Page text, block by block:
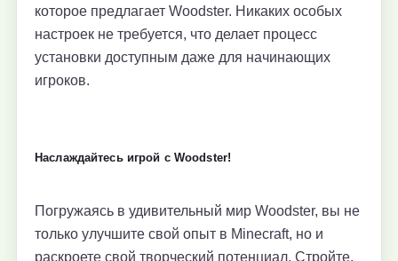
которое предлагает Woodster. Никаких особых
настроек не требуется, что делает процесс
установки доступным даже для начинающих
игроков.
Наслаждайтесь игрой с Woodster!
Погружаясь в удивительный мир Woodster, вы не
только улучшите свой опыт в Minecraft, но и
раскроете свой творческий потенциал. Стройте,